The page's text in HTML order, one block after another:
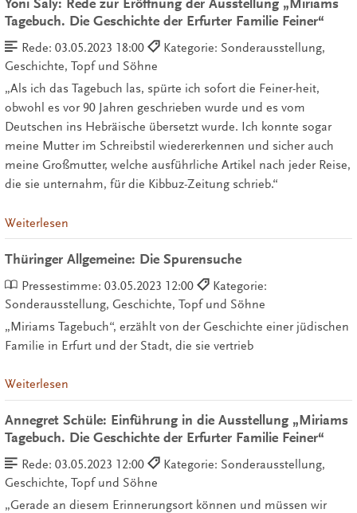
Yoni Saly: Rede zur Eröffnung der Ausstellung „Miriams
Tagebuch. Die Geschichte der Erfurter Familie Feiner“
Rede: 03.05.2023 18:00
Kategorie: Sonderausstellung,
Geschichte, Topf und Söhne
„Als ich das Tagebuch las, spürte ich sofort die Feiner-heit,
obwohl es vor 90 Jahren geschrieben wurde und es vom
Deutschen ins Hebräische übersetzt wurde. Ich konnte sogar
meine Mutter im Schreibstil wiedererkennen und sicher auch
meine Großmutter, welche ausführliche Artikel nach jeder Reise,
die sie unternahm, für die Kibbuz-Zeitung schrieb.“
Weiterlesen
Thüringer Allgemeine: Die Spurensuche
Pressestimme: 03.05.2023 12:00
Kategorie:
Sonderausstellung, Geschichte, Topf und Söhne
„Miriams Tagebuch“, erzählt von der Geschichte einer jüdischen
Familie in Erfurt und der Stadt, die sie vertrieb
Weiterlesen
Annegret Schüle: Einführung in die Ausstellung „Miriams
Tagebuch. Die Geschichte der Erfurter Familie Feiner“
Rede: 03.05.2023 12:00
Kategorie: Sonderausstellung,
Geschichte, Topf und Söhne
„Gerade an diesem Erinnerungsort können und müssen wir